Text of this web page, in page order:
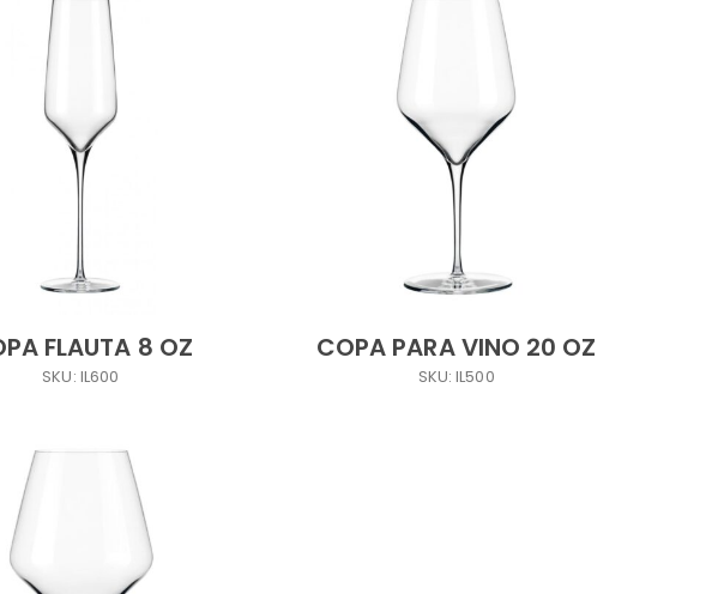
FLAUTA 8 OZ
SKU: IL600
COPA PARA VINO 20 OZ
SKU: IL500